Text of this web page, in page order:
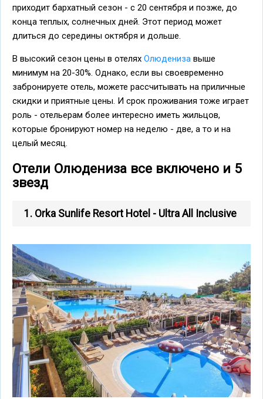
приходит бархатный сезон - с 20 сентября и позже, до
конца теплых, солнечных дней. Этот период может
длиться до середины октября и дольше.
В высокий сезон цены в отелях Олюдениза выше
минимум на 20-30%. Однако, если вы своевременно
забронируете отель, можете рассчитывать на приличные
скидки и приятные цены. И срок проживания тоже играет
роль - отельерам более интересно иметь жильцов,
которые бронируют номер на неделю - две, а то и на
целый месяц.
Отели Олюдениза все включено и 5
звезд
1. Orka Sunlife Resort Hotel - Ultra All Inclusive